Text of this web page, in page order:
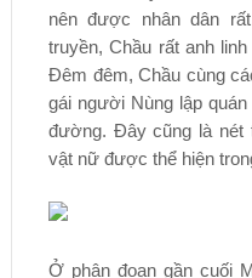
nên được nhân dân
truyền, Chầu rất anh
Đêm đêm, Chầu cùng
gái người Nùng lập
đường. Đây cũng là nét
vật nữ được thể hiện
Ở phân đoạn gần cuối